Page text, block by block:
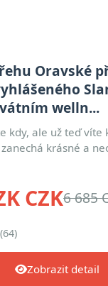
Oravské
welln...
kdy, ale už teď víte
krásné a
CZK6 685
Zobrazit detail